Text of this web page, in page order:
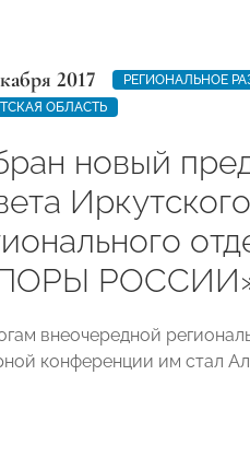
2017
РЕГИОНАЛЬНОЕ
ОБЛАСТЬ
новый
Иркутского
внеочередной
конференции им стал